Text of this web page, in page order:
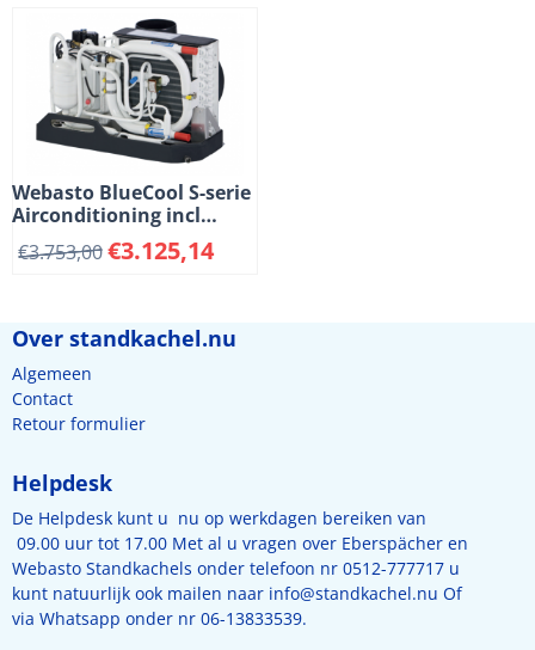
Webasto BlueCool S-serie
Airconditioning incl
verwarmingsfunctie S16
16000BTU
€3.753,00€3.125,14
Over standkachel.nu
Algemeen
Contact
Retour formulier
Helpdesk
De Helpdesk kunt u nu op werkdagen bereiken van
09.00 uur tot 17.00 Met al u vragen over Eberspächer en
Webasto Standkachels onder telefoon nr 0512-777717 u
kunt natuurlijk ook mailen naar info@standkachel.nu Of
via Whatsapp onder nr 06-13833539.